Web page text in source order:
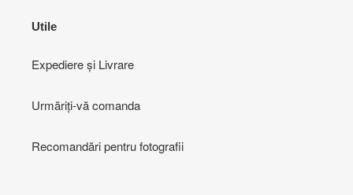
Utile
Expediere și Livrare
Urmăriți-vă comanda
Recomandări pentru fotografii